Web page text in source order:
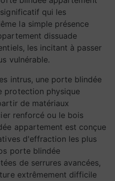
qui les
la simple présence
dissuade
les incitant à passer
vulnérable.
intrus, une porte blindée
protection physique
de matériaux
renforcé ou le bois
appartement est conçue
d'effraction les plus
porte blindée
de serrures avancées,
extrêmement difficile